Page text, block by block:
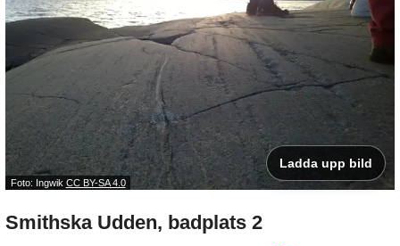
Foto: Ingwik CC BY-SA 4.0
Ladda upp bild
Smithska Udden, badplats 2